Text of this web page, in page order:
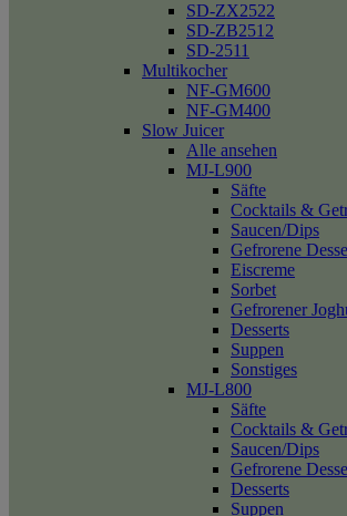
SD-ZX2522
SD-ZB2512
SD-2511
Multikocher
NF-GM600
NF-GM400
Slow Juicer
Alle ansehen
MJ-L900
Säfte
Cocktails &
Saucen/Dips
Gefrorene
Eiscreme
Sorbet
Gefrorener
Desserts
Suppen
Sonstiges
MJ-L800
Säfte
Cocktails &
Saucen/Dips
Gefrorene
Desserts
Suppen